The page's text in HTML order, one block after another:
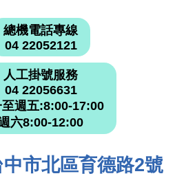
總機電話專線
04 22052121
人工掛號服務
04 22056631
週五:8:00-17:00
六8:00-12:00
市北區育德路2號